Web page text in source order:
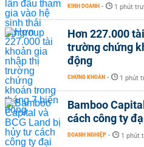
KINH DOANH - 1 phút
Hơn 227.000
trường chứng
động
CHỨNG KHOÁN - 1 phút
Bamboo
cách công ty
DOANH NGHIỆP - 1 phút